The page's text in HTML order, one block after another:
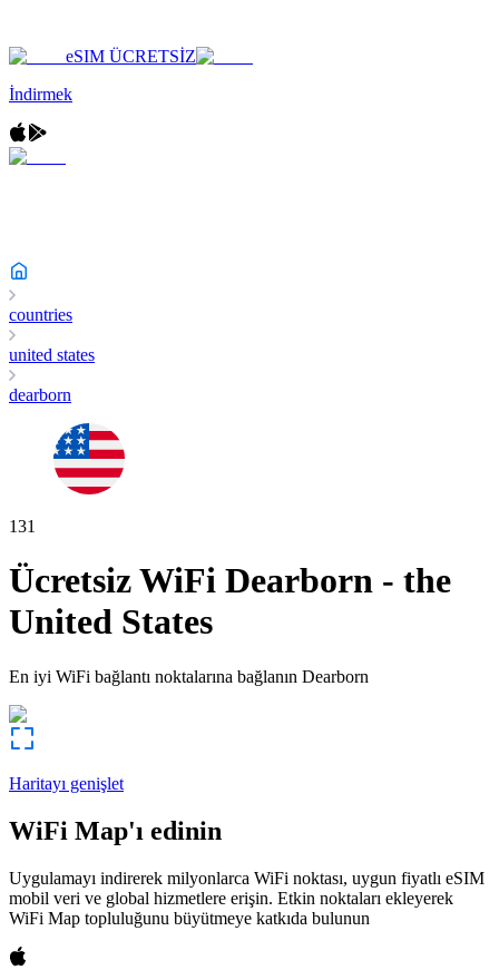
eSIM ÜCRETSİZ
İndirmek
countries
united states
dearborn
131
Ücretsiz WiFi Dearborn - the
United States
En iyi WiFi bağlantı noktalarına bağlanın Dearborn
Haritayı genişlet
WiFi Map'ı edinin
Uygulamayı indirerek milyonlarca WiFi noktası, uygun fiyatlı eSIM
mobil veri ve global hizmetlere erişin. Etkin noktaları ekleyerek
WiFi Map topluluğunu büyütmeye katkıda bulunun